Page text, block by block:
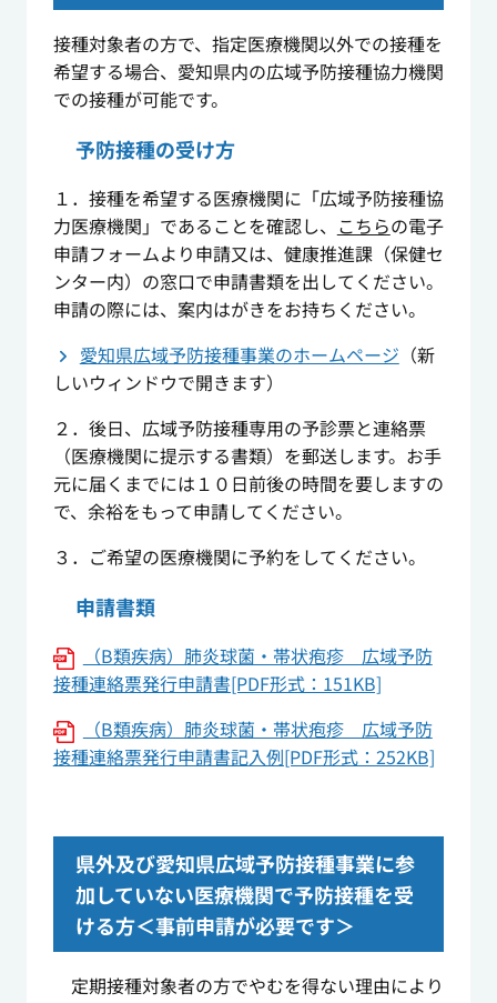
接種対象者の方で、指定医療機関以外での接種を
希望する場合、愛知県内の広域予防接種協力機関
での接種が可能です。
予防接種の受け方
１．接種を希望する医療機関に「広域予防接種協
力医療機関」であることを確認し、 こちらの電子
申請フォームより申請又は、健康推進課（保健セ
ンター内）の窓口で申請書類を出してください。
申請の際には、案内はがきをお持ちください。
愛知県広域予防接種事業のホームページ （新
しいウィンドウで開きます）
２．後日、広域予防接種専用の予診票と連絡票
（医療機関に提示する書類）を郵送します。お手
元に届くまでには１０日前後の時間を要しますの
で、余裕をもって申請してください。
３．ご希望の医療機関に予約をしてください。
申請書類
（B類疾病）肺炎球菌・帯状疱疹 広域予防
接種連絡票発行申請書[PDF形式：151KB]
（B類疾病）肺炎球菌・帯状疱疹 広域予防
接種連絡票発行申請書記入例[PDF形式：252KB]
県外及び愛知県広域予防接種事業に参
加していない医療機関で予防接種を受
ける方＜事前申請が必要です＞
定期接種対象者の方でやむを得ない理由により